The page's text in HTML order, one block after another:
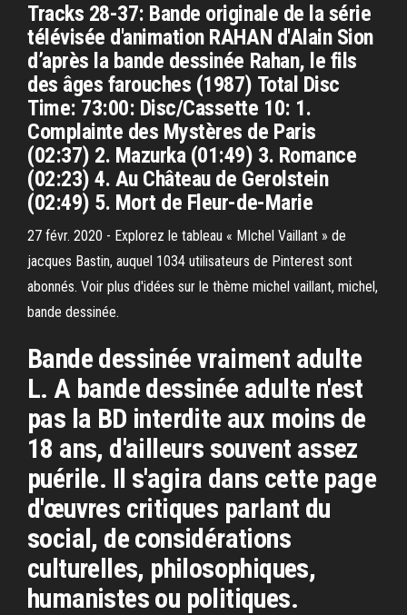
Tracks 28-37: Bande originale de la série
télévisée d'animation RAHAN d'Alain Sion
d’après la bande dessinée Rahan, le fils
des âges farouches (1987) Total Disc
Time: 73:00: Disc/Cassette 10: 1.
Complainte des Mystères de Paris
(02:37) 2. Mazurka (01:49) 3. Romance
(02:23) 4. Au Château de Gerolstein
(02:49) 5. Mort de Fleur-de-Marie
27 févr. 2020 - Explorez le tableau « MIchel Vaillant » de
jacques Bastin, auquel 1034 utilisateurs de Pinterest sont
abonnés. Voir plus d'idées sur le thème michel vaillant, michel,
bande dessinée.
Bande dessinée vraiment adulte
L. A bande dessinée adulte n'est
pas la BD interdite aux moins de
18 ans, d'ailleurs souvent assez
puérile. Il s'agira dans cette page
d'œuvres critiques parlant du
social, de considérations
culturelles, philosophiques,
humanistes ou politiques.